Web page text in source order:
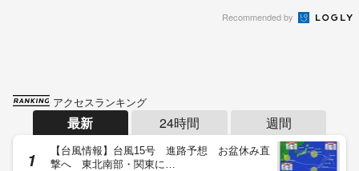
Recommended by
アクセスランキング
最新 24時間 週間
【台風情報】台風15号 進路予想 お盆休み直
撃へ 東北南部・関東に…